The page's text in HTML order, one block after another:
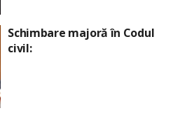
Schimbare majoră în Codul
civil: